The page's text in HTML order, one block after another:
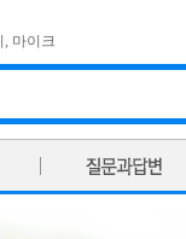
, 마이크